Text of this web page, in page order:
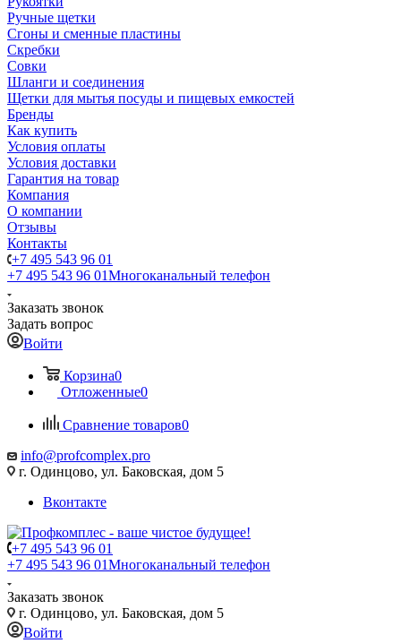
Ручные щетки
Сгоны и сменные пластины
Скребки
Совки
Шланги и соединения
Щетки для мытья посуды и пищевых емкостей
Бренды
Как купить
Условия оплаты
Условия доставки
Гарантия на товар
Компания
О компании
Отзывы
Контакты
+7 495 543 96 01
+7 495 543 96 01Многоканальный телефон
Заказать звонок
Задать вопрос
Войти
Корзина0
Отложенные0
Сравнение товаров0
info@profcomplex.pro
г. Одинцово, ул. Баковская, дом 5
Вконтакте
+7 495 543 96 01
+7 495 543 96 01Многоканальный телефон
Заказать звонок
г. Одинцово, ул. Баковская, дом 5
Войти